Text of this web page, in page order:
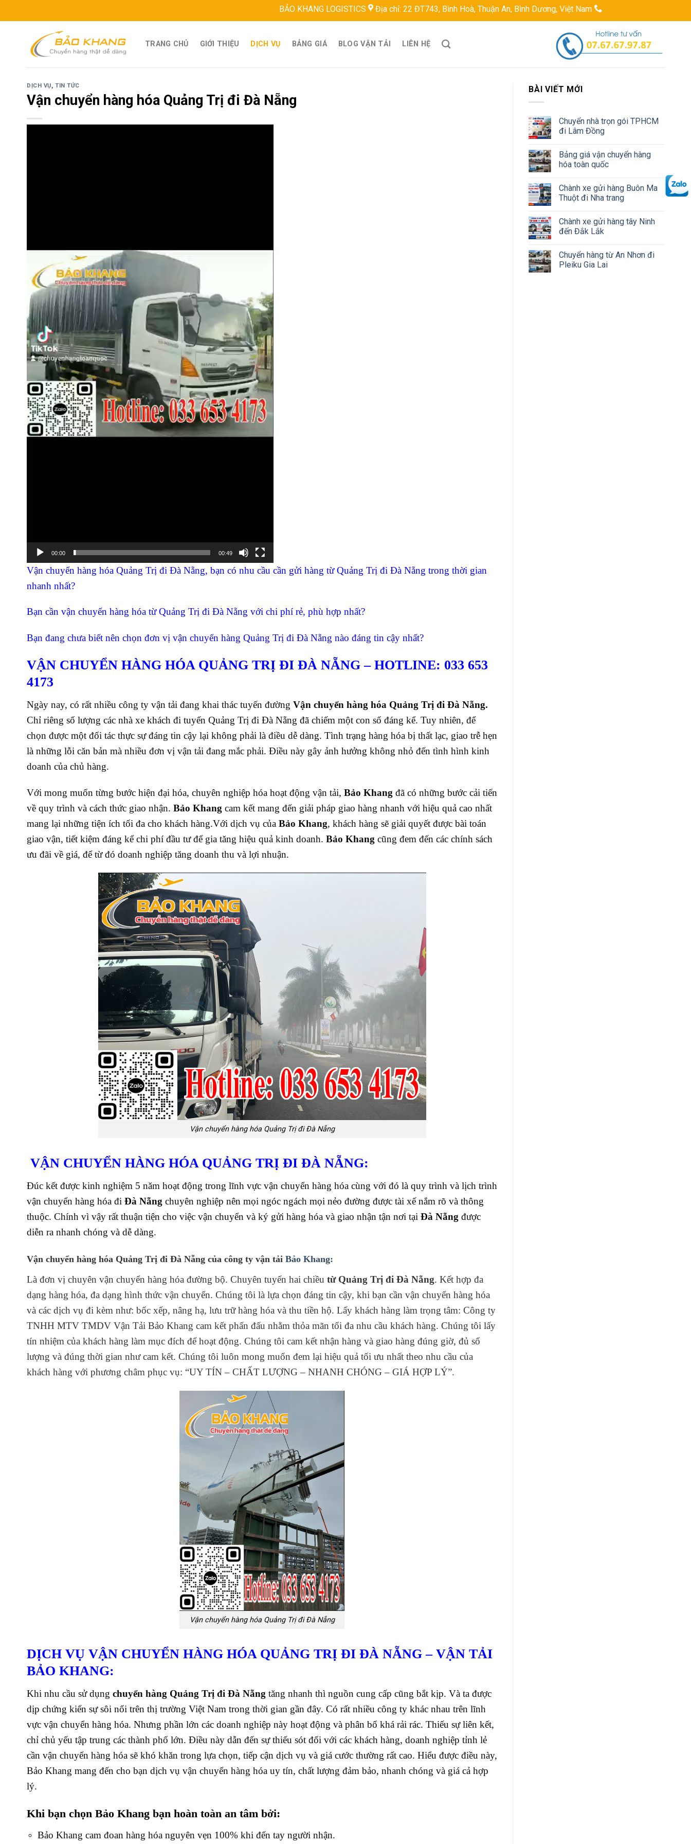
to
BẢO KHANG LOGISTICS Địa chỉ: 22 ĐT743, Bình Hoà, Thuận An, Bình Dương, Việt Nam Hotline: 0767679787
TRANG CHỦ GIỚI THIỆU DỊCH VỤ BẢNG GIÁ BLOG VẬN TẢI LIÊN HỆ
DỊCH VỤ,TIN TỨC
Vận chuyển hàng hóa Quảng Trị đi Đà Nẵng
00:00 00:49
Vận chuyển hàng hóa Quảng Trị đi Đà Nẵng, bạn có nhu cầu cần gửi hàng từ Quảng Trị đi Đà Nẵng trong thời gian
nhanh nhất?
Bạn cần vận chuyển hàng hóa từ Quảng Trị đi Đà Nẵng với chi phí rẻ, phù hợp nhất?
Bạn đang chưa biết nên chọn đơn vị vận chuyển hàng Quảng Trị đi Đà Nẵng nào đáng tin cậy nhất?
VẬN CHUYỂN HÀNG HÓA QUẢNG TRỊ ĐI ĐÀ NẴNG – HOTLINE: 033 653
4173
Ngày nay, có rất nhiều công ty vận tải đang khai thác tuyến đường Vận chuyển hàng hóa Quảng Trị đi Đà Nẵng.
Chỉ riêng số lượng các nhà xe khách đi tuyến Quảng Trị đi Đà Nẵng đã chiếm một con số đáng kể. Tuy nhiên, để
chọn được một đối tác thực sự đáng tin cậy lại không phải là điều dễ dàng. Tình trạng hàng hóa bị thất lạc, giao trễ hẹn
là những lỗi căn bản mà nhiều đơn vị vận tải đang mắc phải. Điều này gây ảnh hưởng không nhỏ đến tình hình kinh
doanh của chủ hàng.
Với mong muốn từng bước hiện đại hóa, chuyên nghiệp hóa hoạt động vận tải, Bảo Khang đã có những bước cải tiến
về quy trình và cách thức giao nhận. Bảo Khang cam kết mang đến giải pháp giao hàng nhanh với hiệu quả cao nhất
mang lại những tiện ích tối đa cho khách hàng.Với dịch vụ của Bảo Khang, khách hàng sẽ giải quyết được bài toán
giao vận, tiết kiệm đáng kể chi phí đầu tư để gia tăng hiệu quả kinh doanh. Bảo Khang cũng đem đến các chính sách
ưu đãi về giá, để từ đó doanh nghiệp tăng doanh thu và lợi nhuận.
Vận chuyển hàng hóa Quảng Trị đi Đà Nẵng
VẬN CHUYỂN HÀNG HÓA QUẢNG TRỊ ĐI ĐÀ NẴNG:
Đúc kết được kinh nghiệm 5 năm hoạt động trong lĩnh vực vận chuyển hàng hóa cùng với đó là quy trình và lịch trình
vận chuyển hàng hóa đi Đà Nẵng chuyên nghiệp nên mọi ngóc ngách mọi nẻo đường được tài xế nắm rõ và thông
thuộc. Chính vì vậy rất thuận tiện cho việc vận chuyển và ký gửi hàng hóa và giao nhận tận nơi tại Đà Nẵng được
diễn ra nhanh chóng và dễ dàng.
Vận chuyển hàng hóa Quảng Trị đi Đà Nẵng của công ty vận tải Bảo Khang:
Là đơn vị chuyên vận chuyển hàng hóa đường bộ. Chuyên tuyến hai chiều từ Quảng Trị đi Đà Nẵng. Kết hợp đa
dạng hàng hóa, đa dạng hình thức vận chuyển. Chúng tôi là lựa chọn đáng tin cậy, khi bạn cần vận chuyển hàng hóa
và các dịch vụ đi kèm như: bốc xếp, nâng hạ, lưu trữ hàng hóa và thu tiền hộ. Lấy khách hàng làm trọng tâm: Công ty
TNHH MTV TMDV Vận Tải Bảo Khang cam kết phấn đấu nhằm thỏa mãn tối đa nhu cầu khách hàng. Chúng tôi lấy
tín nhiệm của khách hàng làm mục đích để hoạt động. Chúng tôi cam kết nhận hàng và giao hàng đúng giờ, đủ số
lượng và đúng thời gian như cam kết. Chúng tôi luôn mong muốn đem lại hiệu quả tối ưu nhất theo nhu cầu của
khách hàng với phương châm phục vụ: “UY TÍN – CHẤT LƯỢNG – NHANH CHÓNG – GIÁ HỢP LÝ”.
Vận chuyển hàng hóa Quảng Trị đi Đà Nẵng
DỊCH VỤ VẬN CHUYỂN HÀNG HÓA QUẢNG TRỊ ĐI ĐÀ NẴNG – VẬN TẢI
BẢO KHANG:
Khi nhu cầu sử dụng chuyển hàng Quảng Trị đi Đà Nẵng tăng nhanh thì nguồn cung cấp cũng bắt kịp. Và ta được
dịp chứng kiến sự sôi nổi trên thị trường Việt Nam trong thời gian gần đây. Có rất nhiều công ty khác nhau trên lĩnh
vực vận chuyển hàng hóa. Nhưng phần lớn các doanh nghiệp này hoạt động và phân bổ khá rải rác. Thiếu sự liên kết,
chỉ chủ yếu tập trung các thành phố lớn. Điều này dẫn đến sự thiếu sót đối với các khách hàng, doanh nghiệp tỉnh lẻ
cần vận chuyển hàng hóa sẽ khó khăn trong lựa chọn, tiếp cận dịch vụ và giá cước thường rất cao. Hiểu được điều này,
Bảo Khang mang đến cho bạn dịch vụ vận chuyển hàng hóa uy tín, chất lượng đảm bảo, nhanh chóng và giá cả hợp
lý.
Khi bạn chọn Bảo Khang bạn hoàn toàn an tâm bởi:
Bảo Khang cam đoan hàng hóa nguyên vẹn 100% khi đến tay người nhận.
BÀI VIẾT MỚI
Chuyển nhà trọn gói TPHCM
đi Lâm Đồng
Bảng giá vận chuyển hàng
hóa toàn quốc
Chành xe gửi hàng Buôn Ma
Thuột đi Nha trang
Chành xe gửi hàng tây Ninh
đến Đắk Lắk
Chuyển hàng từ An Nhơn đi
Pleiku Gia Lai